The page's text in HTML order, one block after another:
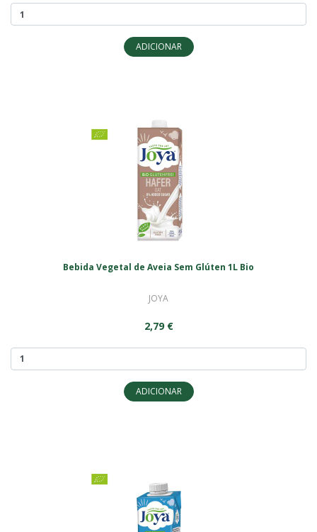
ADICIONAR
Bebida Vegetal de Aveia Sem Glúten 1L Bio
JOYA
2,79 €
ADICIONAR